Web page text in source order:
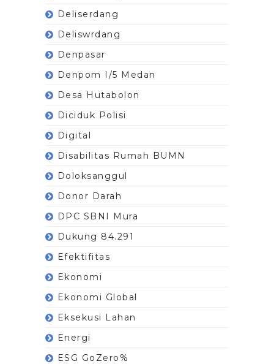
Deliserdang
Deliswrdang
Denpasar
Denpom I/5 Medan
Desa Hutabolon
Diciduk Polisi
Digital
Disabilitas Rumah BUMN
Doloksanggul
Donor Darah
DPC SBNI Mura
Dukung 84.291
Efektifitas
Ekonomi
Ekonomi Global
Eksekusi Lahan
Energi
ESG GoZero%